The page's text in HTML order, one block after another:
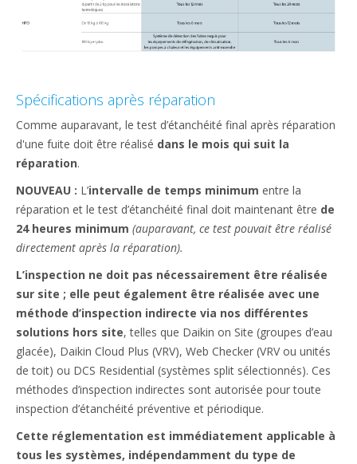
Spécifications après réparation
Comme auparavant, le test d’étanchéité final après réparation
d'une fuite doit être réalisé dans le mois qui suit la
réparation.​
NOUVEAU : L’intervalle de temps minimum entre la
réparation et le test d’étanchéité final doit maintenant être de
24 heures minimum (auparavant, ce test pouvait être réalisé
directement après la réparation).
L’inspection ne doit pas nécessairement être réalisée
sur site ; elle peut également être réalisée avec une
méthode d’inspection indirecte via nos différentes
solutions hors site, telles que Daikin on Site (groupes d’eau
glacée), Daikin Cloud Plus (VRV), Web Checker (VRV ou unités
de toit) ou DCS Residential (systèmes split sélectionnés). Ces
méthodes d’inspection indirectes sont autorisée pour toute
inspection d’étanchéité préventive et périodique.​
Cette réglementation est immédiatement applicable à
tous les systèmes, indépendamment du type de